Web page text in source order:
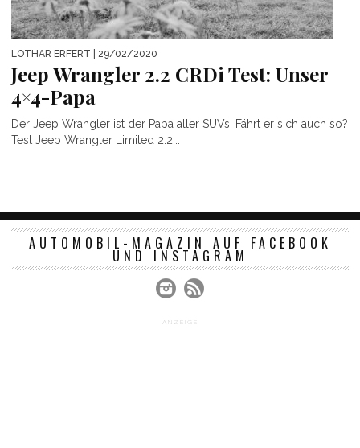
LOTHAR ERFERT | 29/02/2020
Jeep Wrangler 2.2 CRDi Test: Unser
4×4-Papa
Der Jeep Wrangler ist der Papa aller SUVs. Fährt er sich auch so?
Test Jeep Wrangler Limited 2.2...
AUTOMOBIL-MAGAZIN AUF FACEBOOK
UND INSTAGRAM
ANZEIGE